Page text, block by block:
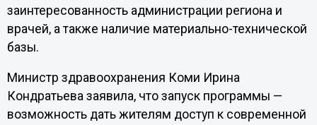
заинтересованность администрации региона и
врачей, а также наличие материально-технической
базы.
Министр здравоохранения Коми Ирина
Кондратьева заявила, что запуск программы —
возможность дать жителям доступ к современной